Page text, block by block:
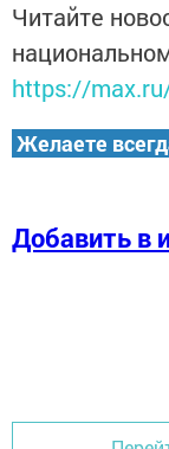
Читайте
https://
Желаете
Добавить в